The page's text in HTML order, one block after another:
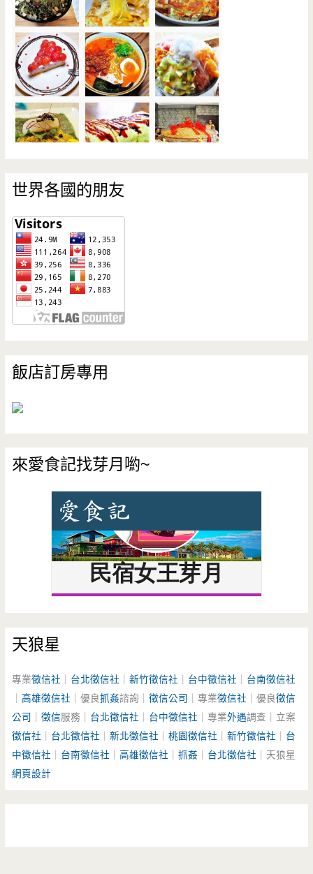
世界各國的朋友
飯店訂房專用
來愛食記找芽月喲~
天狼星
專業徵信社 台北徵信社 ｜新竹徵信社 台中徵信社
台南徵信社
｜高雄徵信社 ｜優良抓姦諮詢｜徵信公司 ｜專業徵信社 ｜優良徵信
公司 ｜徵信服務｜ 台北徵信社 台中徵信社 ｜專業外遇調查｜立案
徵信社
台北徵信社 ｜新北徵信社 ｜桃園徵信社 ｜新竹徵信社
台
中徵信社
台南徵信社 ｜高雄徵信社 ｜抓姦 台北徵信社 ｜天狼星
網頁設計